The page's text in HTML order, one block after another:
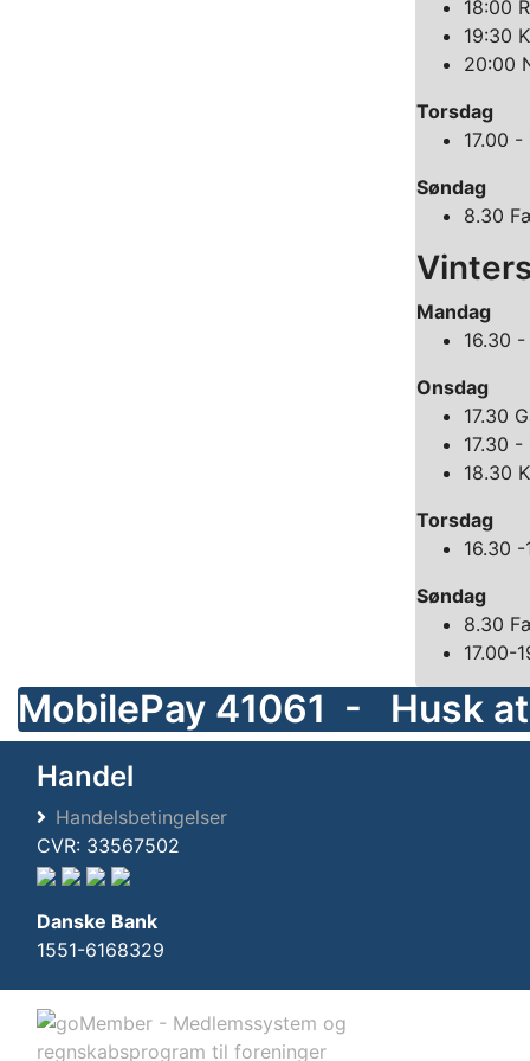
18:00
19:30
20:00
Torsdag
17.00
Søndag
8.30
Mandag
16.30
Onsdag
17.30
17.30
18.30
Torsdag
16.30
Søndag
8.30
17.00-
MobilePay 41061 - Husk
Handel
Handelsbetingelser
CVR: 33567502
Danske Bank
1551-6168329